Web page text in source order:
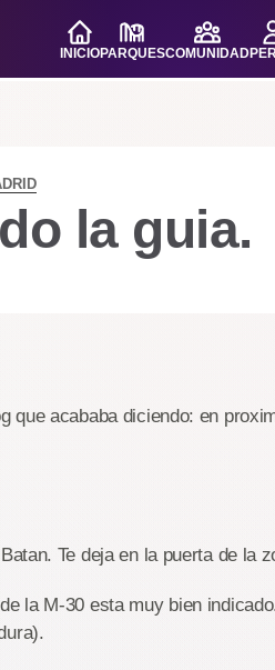
INICIOPARQUESCOMUNIDAD
la guia.
que acababa diciendo: en
Te deja en la puerta de la
la M-30 esta muy bien